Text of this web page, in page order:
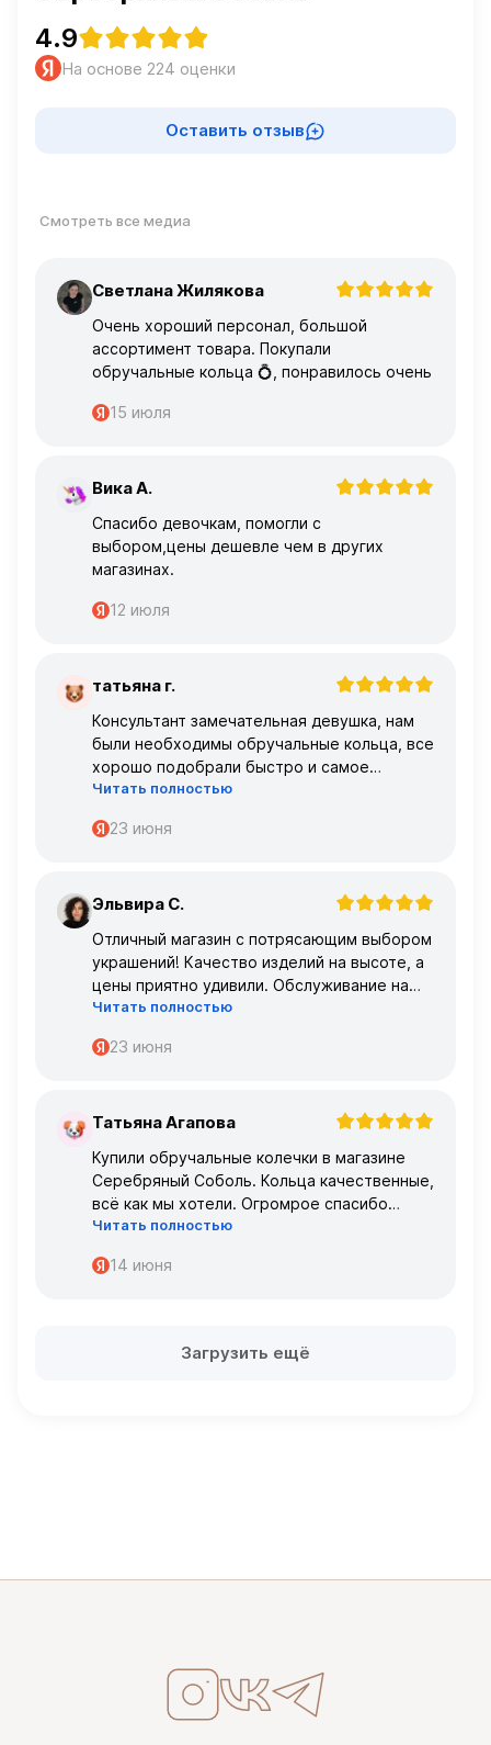
4.9
На основе 224 оценки
Оставить отзыв
Смотреть все медиа
С Светлана Жилякова
Очень хороший персонал, большой
ассортимент товара. Покупали
обручальные кольца 💍, понравилось очень
15 июля
В Вика А.
Спасибо девочкам, помогли с
выбором,цены дешевле чем в других
магазинах.
12 июля
Т татьяна г.
Консультант замечательная девушка, нам
были необходимы обручальные кольца, все
хорошо подобрали быстро и самое
главное, что все подошло по размеру с
Читать полностью
23 июня
Э Эльвира С.
Отличный магазин с потрясающим выбором
украшений! Качество изделий на высоте, а
цены приятно удивили. Обслуживание на
высшем уровне – консультанты очень
Читать полностью
23 июня
Т Татьяна Агапова
Купили обручальные колечки в магазине
Серебряный Соболь. Кольца качественные,
всё как мы хотели. Огромрое спасибо
персоналу за работу с нами!
Читать полностью
14 июня
Загрузить ещё